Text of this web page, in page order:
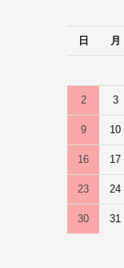
日
月
2 3
9 10
16 17
23 24
30 31